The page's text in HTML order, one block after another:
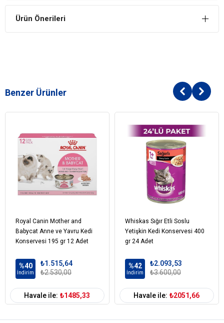
Ürün Önerileri
Benzer Ürünler
Royal Canin Mother and
Babycat Anne ve Yavru Kedi
Konservesi 195 gr 12 Adet
%40
İndirim
₺1.515,64
₺2.530,00
Havale ile: ₺1485,33
Whiskas Sığır Etli Soslu
Yetişkin Kedi Konservesi 400
gr 24 Adet
%42
İndirim
₺2.093,53
₺3.600,00
Havale ile: ₺2051,66